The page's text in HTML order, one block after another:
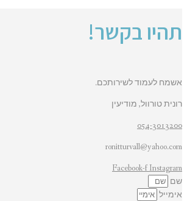
תהיו בקשר!
אשמח לעמוד לשירותכם.
רונית טורוול, מודיעין
054-3013200
ronitturvall@yahoo.com
Facebook-f Instagram
שם
אימייל